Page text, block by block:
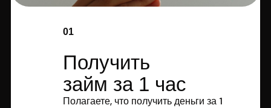
01
Получить
займ за 1 час
Полагаете, что получить деньги за 1